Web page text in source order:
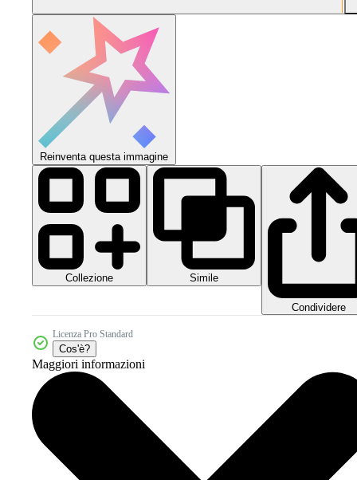
Reinventa questa immagine
Collezione Simile
Condividere
Licenza Pro Standard
Cos'è?
Maggiori informazioni